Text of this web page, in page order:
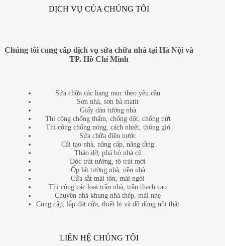
DỊCH VỤ CỦA CHÚNG TÔI
Chúng tôi cung cấp dịch vụ sửa chữa nhà tại Hà Nội và
TP. Hồ Chí Minh
Sửa chữa các hạng mục theo yêu cầu
Sơn nhà, sơn bả matit
Giấy dán tường nhà
Thi công chống thấm, chống dột, chống nứt
Thi công chống nóng, cách nhiệt, thông gió
Sửa chữa điện nước
Cải tạo nhà, nâng cấp, nâng tầng
Tháo dỡ, phá bỏ nhà cũ
Dóc trát tường, tô trát mới
Ốp lát tường nhà, nền nhà
Cửa sắt mái tôn, mái ngói
Thi công các loại trần nhà, trần thạch cao
Chuyên nhà khung nhà thép, mái nhẹ
Cung cấp, lắp đặt cửa, thiết bị và đồ dùng nội thất
LIÊN HỆ CHÚNG TÔI